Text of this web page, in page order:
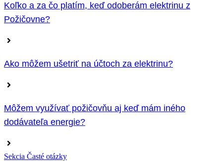
Koľko a za čo platím, keď odoberám elektrinu z
Požičovne?
Ako môžem ušetriť na účtoch za elektrinu?
Môžem využívať požičovňu aj keď mám iného
dodávateľa energie?
Sekcia Časté otázky